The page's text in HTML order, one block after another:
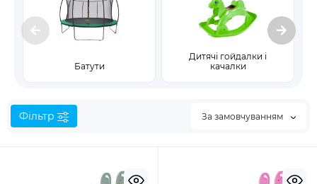
Батути
Дитячі гойдалки і
качалки
Фільтр За замовчуванням